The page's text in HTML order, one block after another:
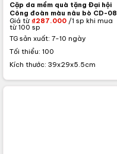
Cặp da mềm quà tặng Đại hội
Công đoàn màu nâu bò CD-08
Giá từ ₫287.000 /1 sp khi mua
từ 100 sp
TG sản xuất: 7-10 ngày
Tối thiểu: 100
Kích thước: 39x29x5.5cm